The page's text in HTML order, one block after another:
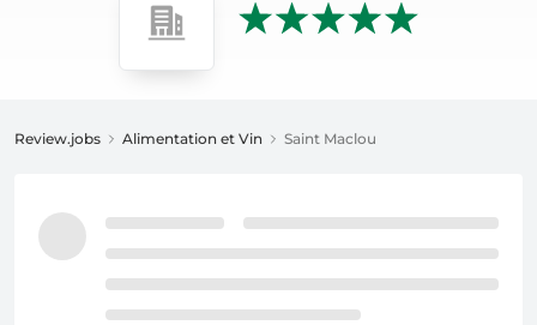
Review.jobs Alimentation et Vin Saint Maclou